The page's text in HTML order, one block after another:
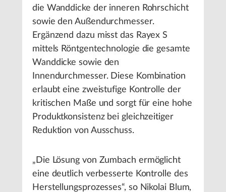
die Wanddicke der inneren Rohrschicht
sowie den Außendurchmesser.
Ergänzend dazu misst das Rayex S
mittels Röntgentechnologie die gesamte
Wanddicke sowie den
Innendurchmesser. Diese Kombination
erlaubt eine zweistufige Kontrolle der
kritischen Maße und sorgt für eine hohe
Produktkonsistenz bei gleichzeitiger
Reduktion von Ausschuss.
„Die Lösung von Zumbach ermöglicht
eine deutlich verbesserte Kontrolle des
Herstellungsprozesses“, so Nikolai Blum,